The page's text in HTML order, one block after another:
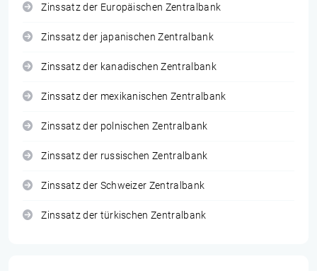
Zinssatz der Europäischen Zentralbank
Zinssatz der japanischen Zentralbank
Zinssatz der kanadischen Zentralbank
Zinssatz der mexikanischen Zentralbank
Zinssatz der polnischen Zentralbank
Zinssatz der russischen Zentralbank
Zinssatz der Schweizer Zentralbank
Zinssatz der türkischen Zentralbank